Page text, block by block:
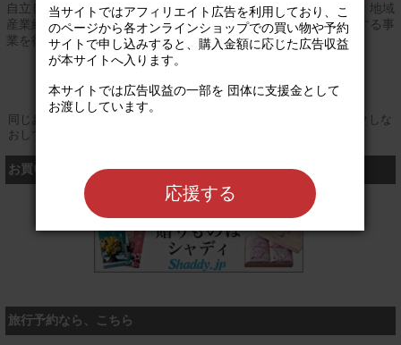
自立した県民が支えあう社会を作るため、志縁組織、地縁組織、地域
産業組合、企業、行政等に対してパートナーシップの構築に関する事
業を行い、もって公益の増進に寄与すること。
登録なし
同じお買い物やお申し込みを複数回行う場合は、そのたびにクリックしな
おしてください
お買い物するなら、こちら
シャディ
旅行予約なら、こちら
当サイトではアフィリエイト広告を利用しており、こ
のページから各オンラインショップでの買い物や予約
サイトで申し込みすると、購入金額に応じた広告収益
が本サイトへ入ります。
本サイトでは広告収益の一部を 団体に支援金として
お渡ししています。
応援する